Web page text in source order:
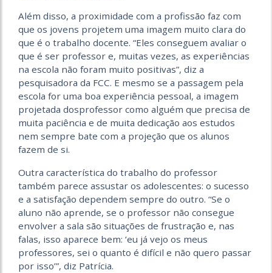
Além disso, a proximidade com a profissão faz com
que os jovens projetem uma imagem muito clara do
que é o trabalho docente. “Eles conseguem avaliar o
que é ser professor e, muitas vezes, as experiên­cias
na escola não foram muito positivas”, diz a
pesquisadora da FCC. E mesmo se a passagem pela
escola for uma boa experiência pessoal, a imagem
projetada dosprofessor como alguém que precisa de
muita paciência e de muita dedicação aos estudos
nem sempre bate com a projeção que os alunos
fazem de si.
Outra característica do trabalho do professor
também parece assustar os adolescentes: o sucesso
e a satisfação dependem sempre do outro. “Se o
aluno não aprende, se o professor não consegue
envolver a sala são situações de frustração e, nas
falas, isso aparece bem: ‘eu já vejo os meus
professores, sei o quanto é difícil e não quero passar
por isso’”, diz Patrícia.